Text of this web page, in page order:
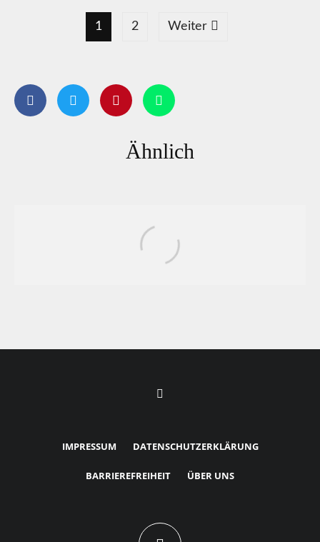
1 2 Weiter
Ähnlich
erwartet dein Sternzeichen im neuen Jahr
IMPRESSUM DATENSCHUTZERKLÄRUNG
BARRIEREFREIHEIT ÜBER UNS